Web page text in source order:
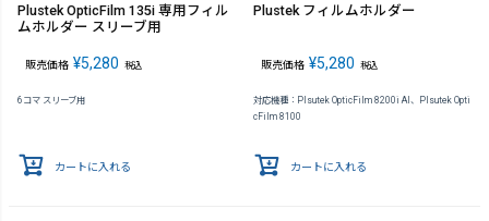
Plustek OpticFilm 135i 専用フィル
ムホルダー スリーブ用
販売価格 ¥5,280 税込
6コマ スリーブ用
カートに入れる
Plustek フィルムホルダー
販売価格 ¥5,280 税込
対応機種：Plsutek OpticFilm 8200i AI、Plsutek Opti
cFilm 8100
カートに入れる